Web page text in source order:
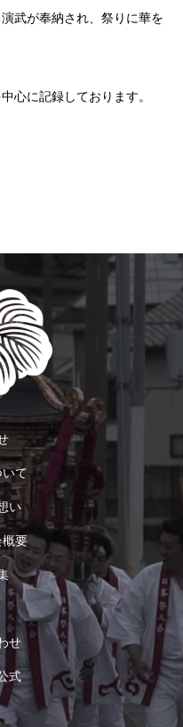
武が奉納され、祭りに華を
心に記録しております。
て
い
概要
せ
式